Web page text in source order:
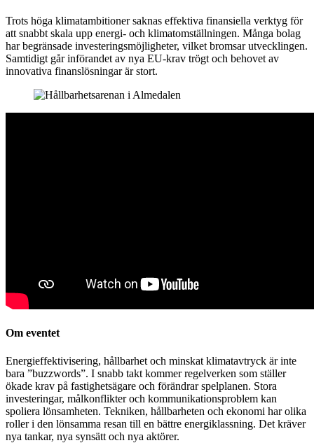
Trots höga klimatambitioner saknas effektiva finansiella verktyg för
att snabbt skala upp energi- och klimatomställningen. Många bolag
har begränsade investeringsmöjligheter, vilket bromsar utvecklingen.
Samtidigt går införandet av nya EU-krav trögt och behovet av
innovativa finanslösningar är stort.
Om eventet
Energieffektivisering, hållbarhet och minskat klimatavtryck är inte
bara ”buzzwords”. I snabb takt kommer regelverken som ställer
ökade krav på fastighetsägare och förändrar spelplanen. Stora
investeringar, målkonflikter och kommunikationsproblem kan
spoliera lönsamheten. Tekniken, hållbarheten och ekonomi har olika
roller i den lönsamma resan till en bättre energiklassning. Det kräver
nya tankar, nya synsätt och nya aktörer.